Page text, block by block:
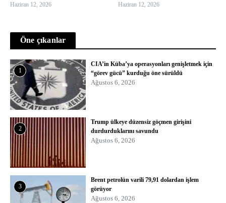
Haziran 12, 2026 Haziran 12, 2026
Öne çıkanlar
1
CIA’in Küba’ya operasyonları genişletmek için
“görev gücü” kurduğu öne sürüldü
Ağustos 6, 2026
2
Trump ülkeye düzensiz göçmen girişini
durdurduklarını savundu
Ağustos 6, 2026
3
Brent petrolün varili 79,91 dolardan işlem
görüyor
Ağustos 6, 2026